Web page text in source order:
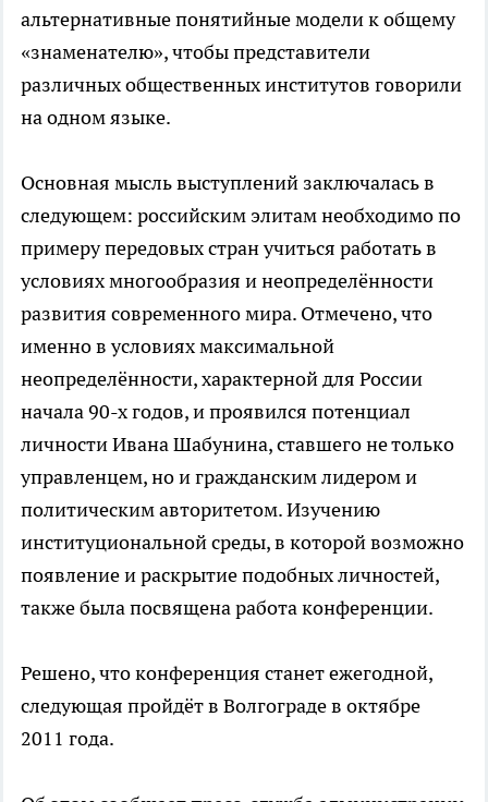
альтернативные понятийные модели к общему
«знаменателю», чтобы представители
различных общественных институтов говорили
на одном языке.
Основная мысль выступлений заключалась в
следующем: российским элитам необходимо по
примеру передовых стран учиться работать в
условиях многообразия и неопределённости
развития современного мира. Отмечено, что
именно в условиях максимальной
неопределённости, характерной для России
начала 90-х годов, и проявился потенциал
личности Ивана Шабунина, ставшего не только
управленцем, но и гражданским лидером и
политическим авторитетом. Изучению
институциональной среды, в которой возможно
появление и раскрытие подобных личностей,
также была посвящена работа конференции.
Решено, что конференция станет ежегодной,
следующая пройдёт в Волгограде в октябре
2011 года.